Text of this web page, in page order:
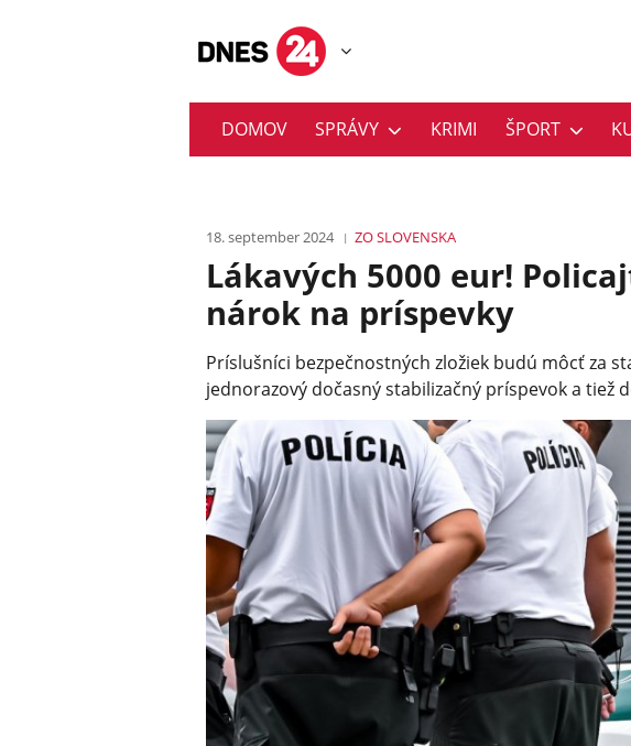
DOMOV SPRÁVY KRIMI ŠPORT
18. september 2024 ZO SLOVENSKA
Lákavých 5000 eur!
nárok na príspevky
Príslušníci bezpečnostných zložiek budú môcť za
jednorazový dočasný stabilizačný príspevok a tiež